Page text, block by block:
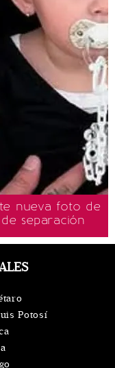
nueva foto de
separación
Potosí